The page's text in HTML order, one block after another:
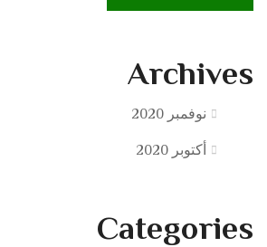
Archives
نوفمبر 2020
أكتوبر 2020
Categories